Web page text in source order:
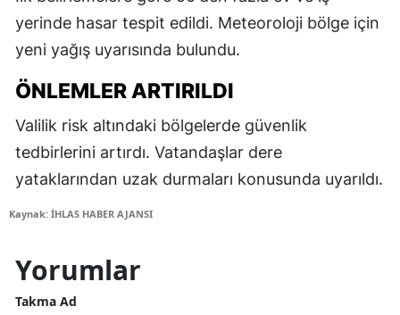
yerinde hasar tespit edildi. Meteoroloji bölge için
yeni yağış uyarısında bulundu.
ÖNLEMLER ARTIRILDI
Valilik risk altındaki bölgelerde güvenlik
tedbirlerini artırdı. Vatandaşlar dere
yataklarından uzak durmaları konusunda uyarıldı.
Kaynak: İHLAS HABER AJANSI
Yorumlar
Takma Ad